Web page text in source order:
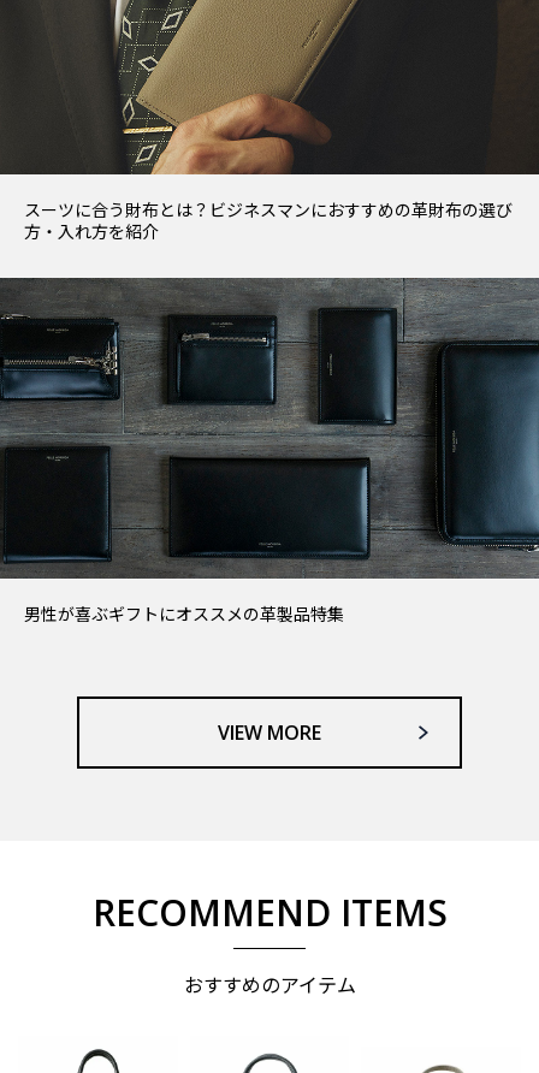
スーツに合う財布とは？ビジネスマンにおすすめの革財布の選び
方・入れ方を紹介
男性が喜ぶギフトにオススメの革製品特集
VIEW MORE
RECOMMEND ITEMS
おすすめのアイテム